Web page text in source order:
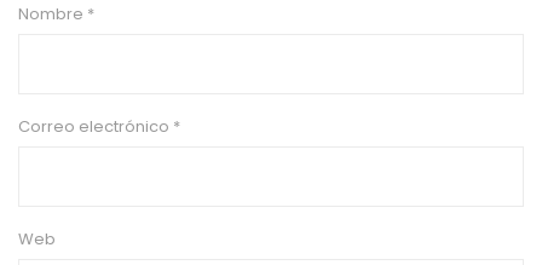
Nombre *
Correo electrónico *
Web